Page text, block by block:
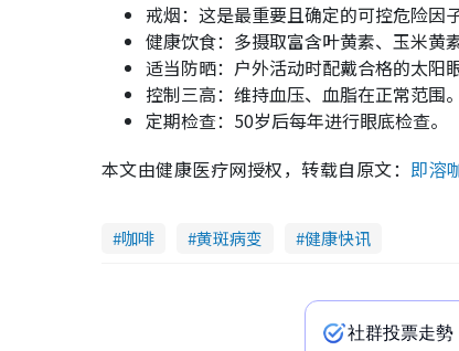
戒烟：这是最重要且确定的可控危险因子
健康饮食：多摄取富含叶黄素、玉米黄
适当防晒：户外活动时配戴合格的太阳眼
控制三高：维持血压、血脂在正常范围。
定期检查：50岁后每年进行眼底检查。
本文由健康医疗网授权，转载自原文： 即溶
咖啡 黄斑病变 健康快讯